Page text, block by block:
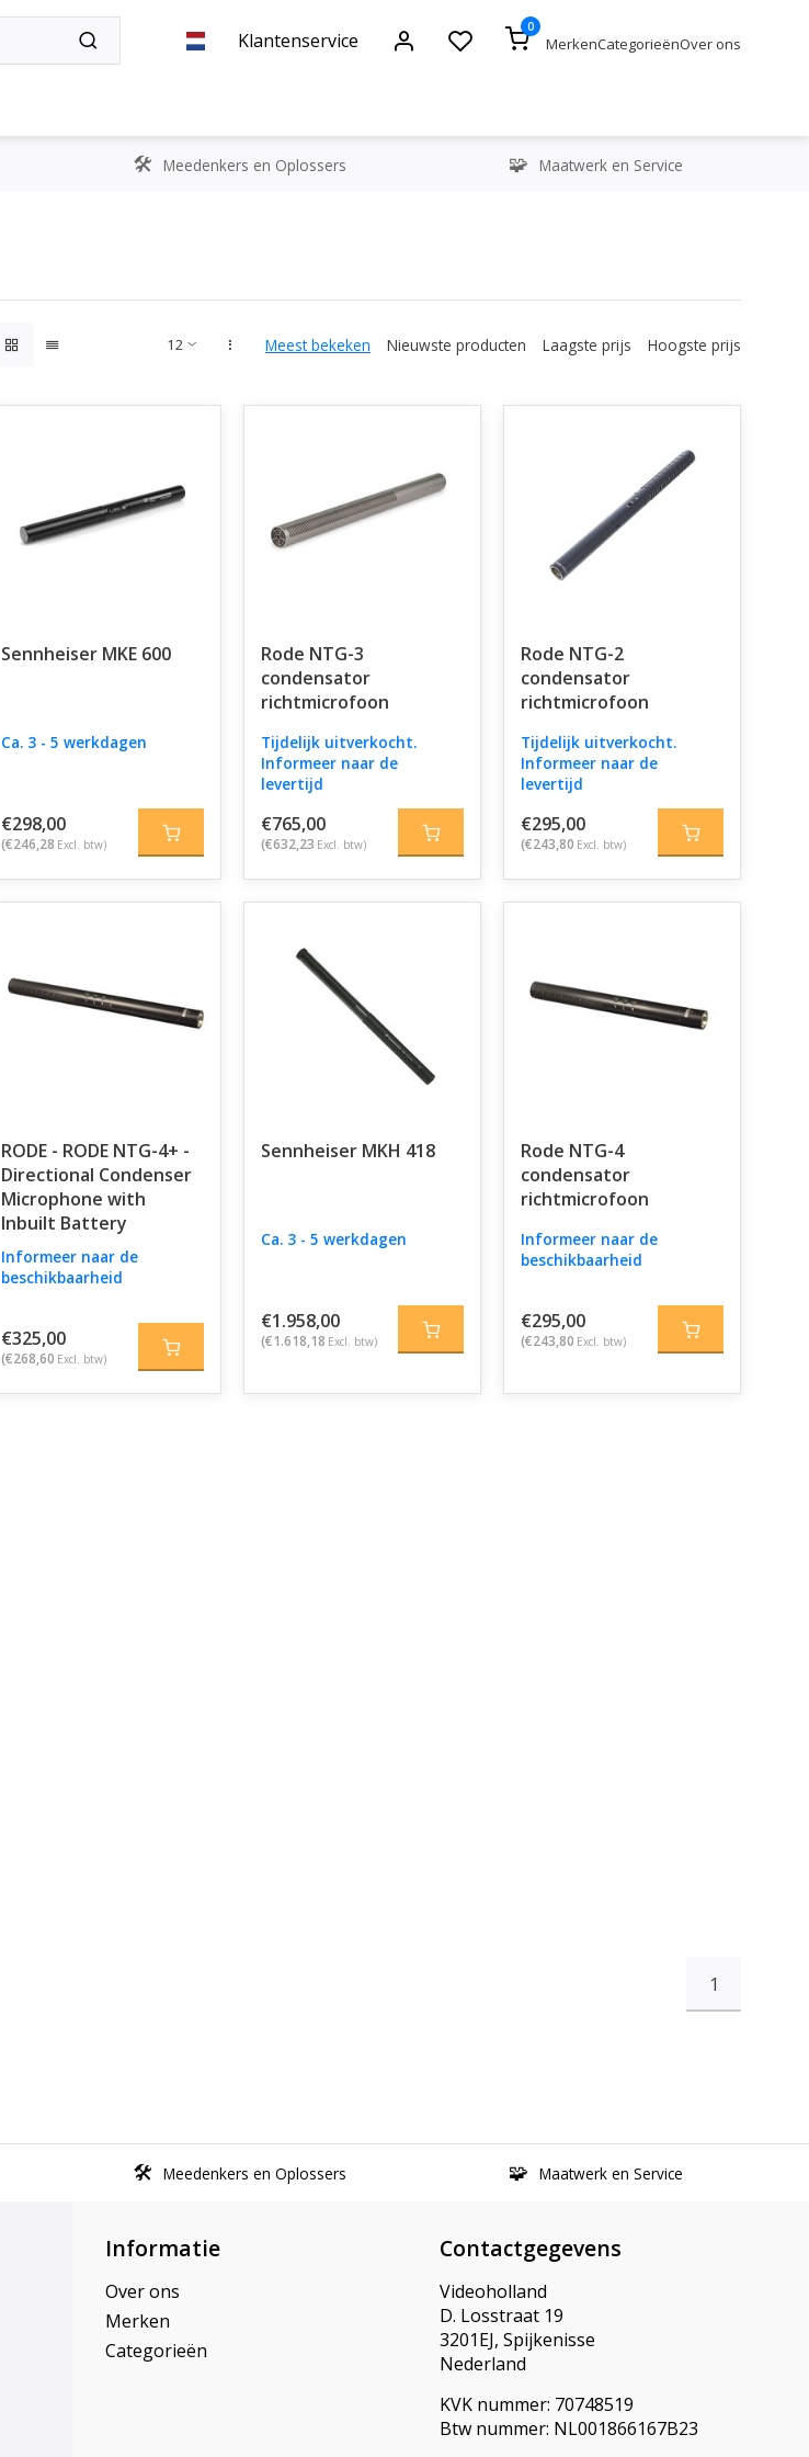
Klantenservice
0
MerkenCategorieënOver ons
Meedenkers en Oplossers Maatwerk en Service
Meest bekeken Nieuwste producten Laagste prijs Hoogste prijs
Sennheiser MKE 600
Ca. 3 - 5 werkdagen
€298,00
(€246,28 Excl. btw)
Rode NTG-3
condensator
richtmicrofoon
Tijdelijk uitverkocht.
Informeer naar de
levertijd
€765,00
(€632,23 Excl. btw)
Rode NTG-2
condensator
richtmicrofoon
Tijdelijk uitverkocht.
Informeer naar de
levertijd
€295,00
(€243,80 Excl. btw)
RODE - RODE NTG-4+ -
Directional Condenser
Microphone with
Inbuilt Battery
Informeer naar de
beschikbaarheid
€325,00
(€268,60 Excl. btw)
Sennheiser MKH 418
Ca. 3 - 5 werkdagen
€1.958,00
(€1.618,18 Excl. btw)
Rode NTG-4
condensator
richtmicrofoon
Informeer naar de
beschikbaarheid
€295,00
(€243,80 Excl. btw)
1
Meedenkers en Oplossers Maatwerk en Service
Informatie
Over ons
Merken
Categorieën
Contactgegevens
Videoholland
D. Losstraat 19
3201EJ, Spijkenisse
Nederland
KVK nummer: 70748519
Btw nummer: NL001866167B23